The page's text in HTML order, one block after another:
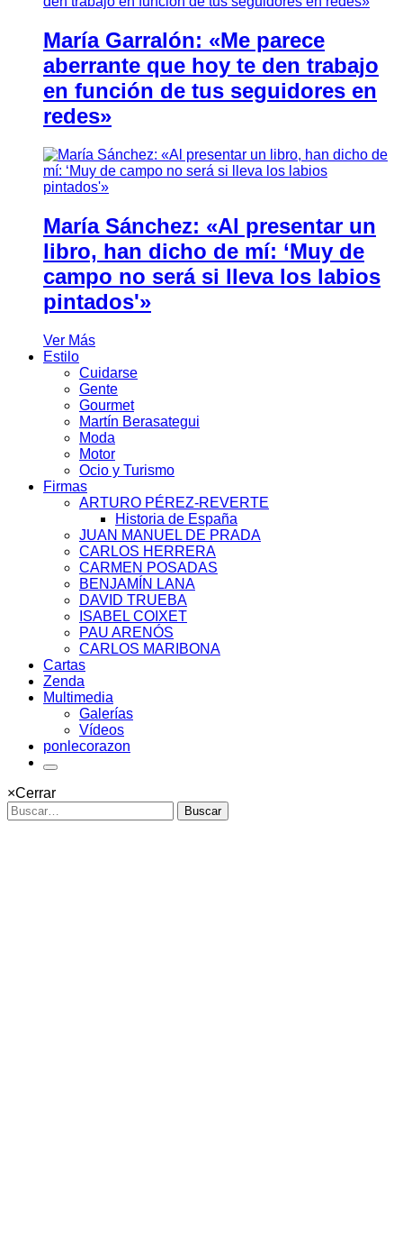
María Garralón: «Me parece
aberrante que hoy te den trabajo
en función de tus seguidores en
redes»
María Sánchez: «Al presentar un
libro, han dicho de mí: ‘Muy de
campo no será si lleva los labios
pintados'»
Ver Más
Estilo
Cuidarse
Gente
Gourmet
Martín Berasategui
Moda
Motor
Ocio y Turismo
Firmas
ARTURO PÉREZ-REVERTE
Historia de España
JUAN MANUEL DE PRADA
CARLOS HERRERA
CARMEN POSADAS
BENJAMÍN LANA
DAVID TRUEBA
ISABEL COIXET
PAU ARENÓS
CARLOS MARIBONA
Cartas
Zenda
Multimedia
Galerías
Vídeos
ponlecorazon
×Cerrar
Buscar